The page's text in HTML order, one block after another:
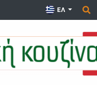
Αλεξανδρούπολης ΕΛ